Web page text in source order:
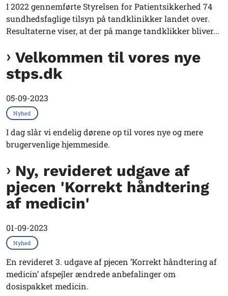
I 2022 gennemførte Styrelsen for Patientsikkerhed 74
sundhedsfaglige tilsyn på tandklinikker landet over.
Resultaterne viser, at der på mange tandklikker bliver...
Velkommen til vores nye
stps.dk
05-09-2023
Nyhed
I dag slår vi endelig dørene op til vores nye og mere
brugervenlige hjemmeside.
Ny, revideret udgave af
pjecen 'Korrekt håndtering
af medicin'
01-09-2023
Nyhed
En revideret 3. udgave af pjecen ’Korrekt håndtering af
medicin’ afspejler ændrede anbefalinger om
dosispakket medicin.